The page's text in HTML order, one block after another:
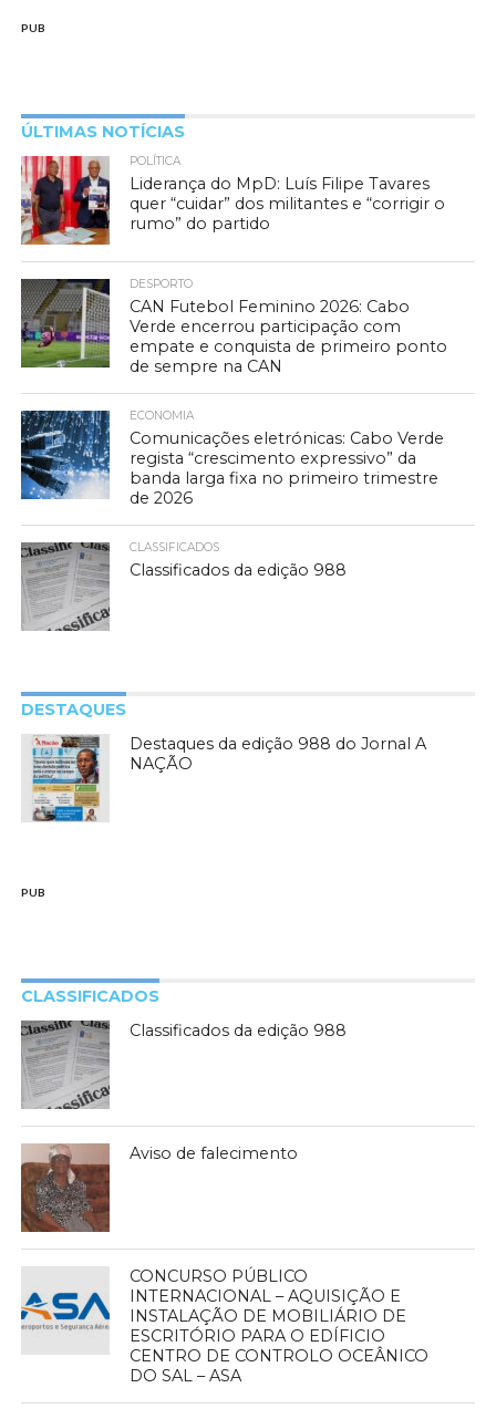
PUB
ÚLTIMAS NOTÍCIAS
POLÍTICA
Liderança do MpD: Luís Filipe Tavares
quer “cuidar” dos militantes e “corrigir o
rumo” do partido
DESPORTO
CAN Futebol Feminino 2026: Cabo
Verde encerrou participação com
empate e conquista de primeiro ponto
de sempre na CAN
ECONOMIA
Comunicações eletrónicas: Cabo Verde
regista “crescimento expressivo” da
banda larga fixa no primeiro trimestre
de 2026
CLASSIFICADOS
Classificados da edição 988
DESTAQUES
Destaques da edição 988 do Jornal A
NAÇÃO
PUB
CLASSIFICADOS
Classificados da edição 988
Aviso de falecimento
CONCURSO PÚBLICO
INTERNACIONAL – AQUISIÇÃO E
INSTALAÇÃO DE MOBILIÁRIO DE
ESCRITÓRIO PARA O EDÍFICIO
CENTRO DE CONTROLO OCEÂNICO
DO SAL – ASA